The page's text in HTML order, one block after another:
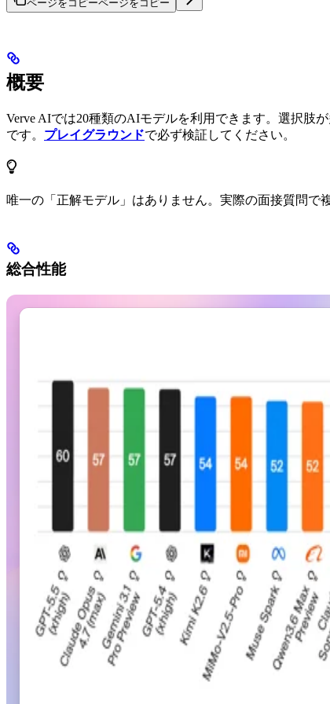
ページをコピーページをコピー
概要
Verve AIでは20種類のAIモデルを利用できます。選択肢
です。 プレイグラウンドで必ず検証してください。
唯一の「正解モデル」はありません。実際の面接質問で
総合性能